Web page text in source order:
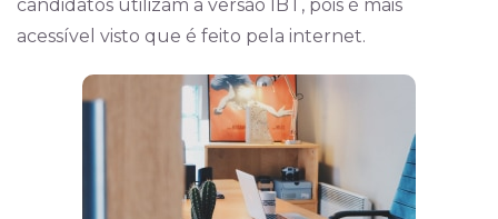
candidatos utilizam a versão IBT, pois é mais
acessível visto que é feito pela internet.